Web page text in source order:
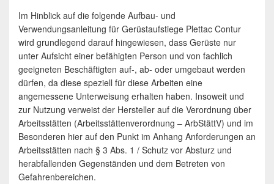
Im Hinblick auf die folgende Aufbau- und
Verwendungsanleitung für Gerüstaufstiege Plettac Contur
wird grundlegend darauf hingewiesen, dass Gerüste nur
unter Aufsicht einer befähigten Person und von fachlich
geeigneten Beschäftigten auf-, ab- oder umgebaut werden
dürfen, da diese speziell für diese Arbeiten eine
angemessene Unterweisung erhalten haben. Insoweit und
zur Nutzung verweist der Hersteller auf die Verordnung über
Arbeitsstätten (Arbeitsstättenverordnung – ArbStättV) und im
Besonderen hier auf den Punkt im Anhang Anforderungen an
Arbeitsstätten nach § 3 Abs. 1 / Schutz vor Absturz und
herabfallenden Gegenständen und dem Betreten von
Gefahrenbereichen.